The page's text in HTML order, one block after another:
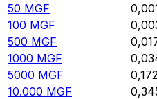
50 MGF
100 MGF
500 MGF
1000 MGF
5000 MGF
10.000 MGF